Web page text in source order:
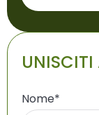
UNISCITI
Nome*